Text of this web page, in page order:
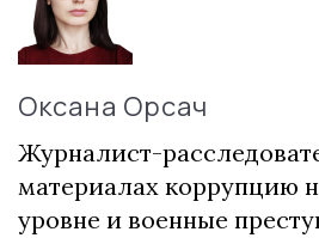
Оксана Орсач
Журналист-
материалах коррупцию
уровне и военные